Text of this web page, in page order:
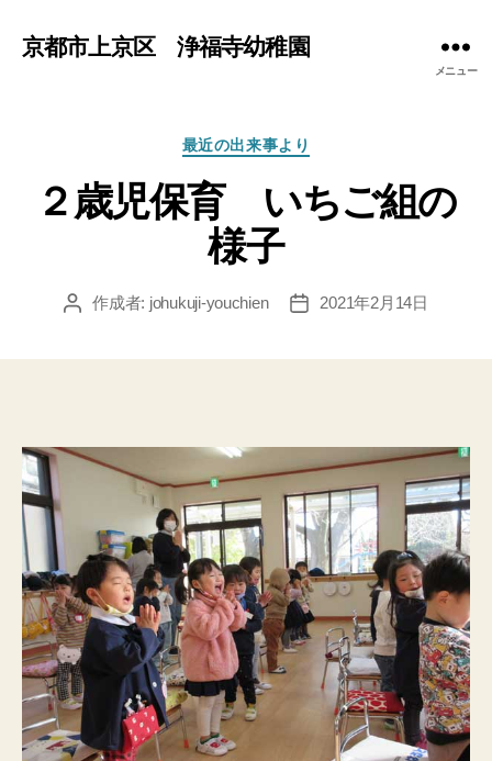
京都市上京区 浄福寺幼稚園
メニュー
カ
ー
最近の出来事より
２歳児保育 いちご組の
様子
投 作成者: johukuji-youchien
投
2021年2月14日